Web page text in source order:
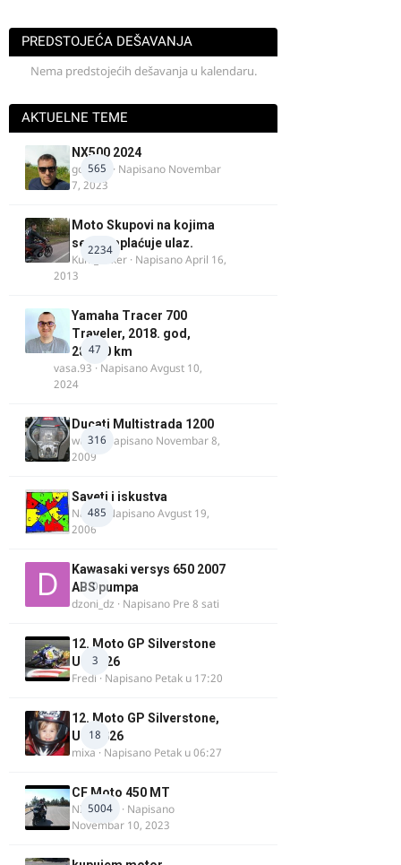
PREDSTOJEĆA DEŠAVANJA
Nema predstojećih dešavanja u kalendaru.
AKTUELNE TEME
565
NX500 2024
godovic · Napisano Novembar
7, 2023
2234
Moto Skupovi na kojima
se ne naplaćuje ulaz.
Kum_Mixer · NapisanoApril 16,
2013
47
Yamaha Tracer 700
Traveler, 2018. god,
28.100 km
vasa.93 · NapisanoAvgust 10,
2024
316
Ducati Multistrada 1200
wulfy· Napisano Novembar 8,
2009
485
Saveti i iskustva
Najzli· NapisanoAvgust 19,
2006
0
Kawasaki versys 650 2007
ABS pumpa
dzoni_dz · Napisano Pre 8 sati
3
12. Moto GP Silverstone
UK 2026
Fredi · Napisano Petak u 17:20
18
12. Moto GP Silverstone,
UK, 2026
mixa · Napisano Petak u 06:27
5004
CF Moto 450 MT
NIKOLA 1
· Napisano
Novembar 10, 2023